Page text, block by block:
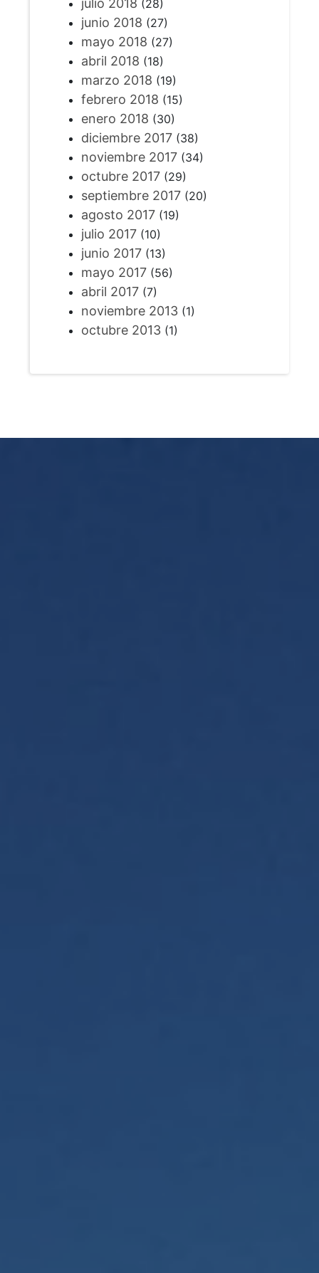
julio 2018 (28)
junio 2018 (27)
mayo 2018 (27)
abril 2018 (18)
marzo 2018 (19)
febrero 2018 (15)
enero 2018 (30)
diciembre 2017(38)
noviembre 2017(34)
octubre 2017(29)
septiembre 2017(20)
agosto 2017(19)
julio 2017(10)
junio 2017(13)
mayo 2017(56)
abril 2017(7)
noviembre 2013(1)
octubre 2013(1)